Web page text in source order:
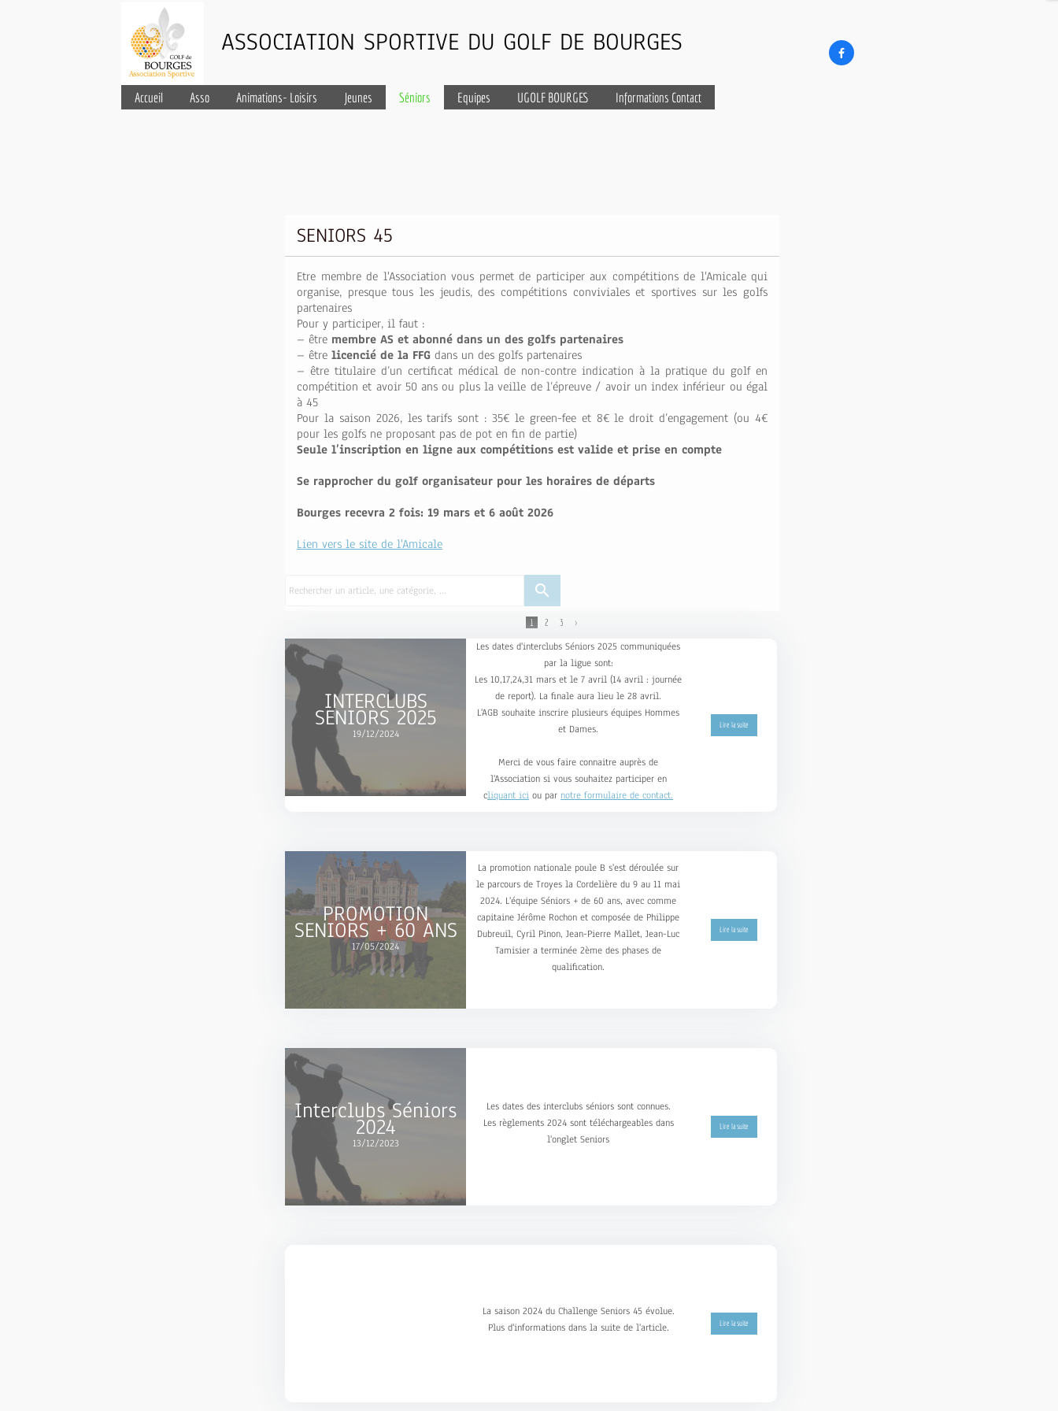
ASSOCIATION SPORTIVE DU GOLF DE BOURGES
Accueil Asso Animations- Loisirs Jeunes Séniors Equipes UGOLF BOURGES Informations Contact

SENIORS 45
Etre membre de l'Association vous permet de participer aux compétitions de l'Amicale qui
organise, presque tous les jeudis, des compétitions conviviales et sportives sur les golfs
partenaires
Pour y participer, il faut :
– être membre AS et abonné dans un des golfs partenaires
– être licencié de la FFG dans un des golfs partenaires
– être titulaire d’un certificat médical de non-contre indication à la pratique du golf en
compétition et avoir 50 ans ou plus la veille de l’épreuve / avoir un index inférieur ou égal
à 45
Pour la saison 2026, les tarifs sont : 35€ le green-fee et 8€ le droit d’engagement (ou 4€
pour les golfs ne proposant pas de pot en fin de partie)
Seule l’inscription en ligne aux compétitions est valide et prise en compte
Se rapprocher du golf organisateur pour les horaires de départs
Bourges recevra 2 fois: 19 mars et 6 août 2026
Lien vers le site de l'Amicale
search
1 2 3 >
INTERCLUBS
SENIORS 2025
19/12/2024
Les dates d'interclubs Séniors 2025 communiquées
par la ligue sont:
Les 10,17,24,31 mars et le 7 avril (14 avril : journée
de report). La finale aura lieu le 28 avril.
L'AGB souhaite inscrire plusieurs équipes Hommes
et Dames.
Merci de vous faire connaitre auprès de
l'Association si vous souhaitez participer en
cliquant ici ou par notre formulaire de contact.
Lire la suite
PROMOTION
SENIORS + 60 ANS
17/05/2024
La promotion nationale poule B s'est déroulée sur
le parcours de Troyes la Cordelière du 9 au 11 mai
2024. L'équipe Séniors + de 60 ans, avec comme
capitaine Jérôme Rochon et composée de Philippe
Dubreuil, Cyril Pinon, Jean-Pierre Mallet, Jean-Luc
Tamisier a terminée 2ème des phases de
qualification.
Lire la suite
Interclubs Séniors
2024
13/12/2023
Les dates des interclubs séniors sont connues.
Les règlements 2024 sont téléchargeables dans
l'onglet Seniors
Lire la suite
La saison 2024 du Challenge Seniors 45 évolue.
Plus d'informations dans la suite de l'article.
Lire la suite